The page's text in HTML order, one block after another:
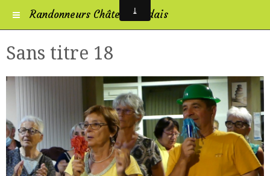
Randonneurs Châtelleraudais
Sans titre 18